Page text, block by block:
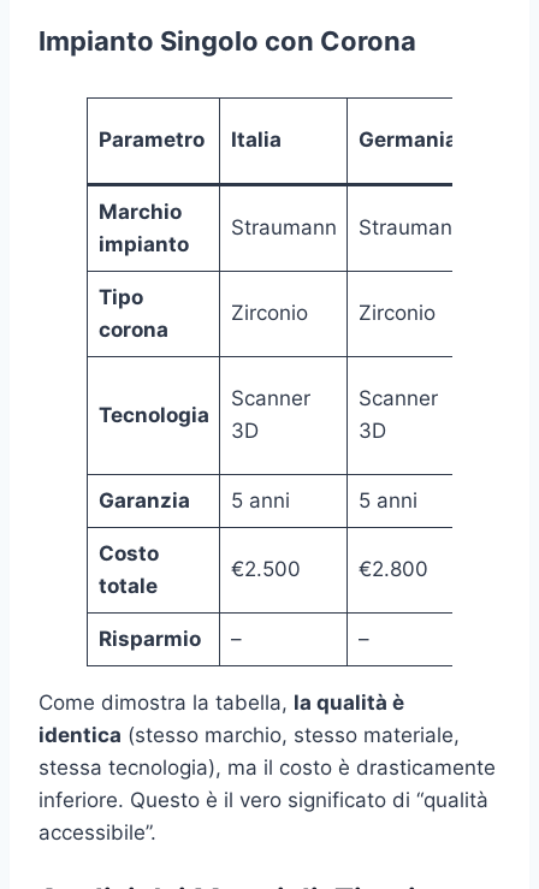
Impianto Singolo con Corona
Parametro Italia Germania
Marchio
impianto
Straumann Straumann
Tipo
corona
Zirconio Zirconio
Tecnologia
Scanner
3D
Scanner
3D
Garanzia 5 anni 5 anni
Costo
totale
€2.500 €2.800
Risparmio – –
Come dimostra la tabella, la qualità è
identica (stesso marchio, stesso materiale,
stessa tecnologia), ma il costo è drasticamente
inferiore. Questo è il vero significato di “qualità
accessibile”.